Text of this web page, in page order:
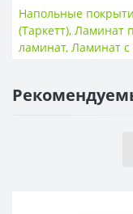
Класс
НАЛИЧИЕ ФАСКИ
ПОВЕРХНОСТЬ
Напольные
(Таркетт), Ламинат
ламинат, Ламинат с